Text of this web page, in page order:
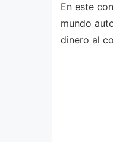
En este
mundo
dinero al